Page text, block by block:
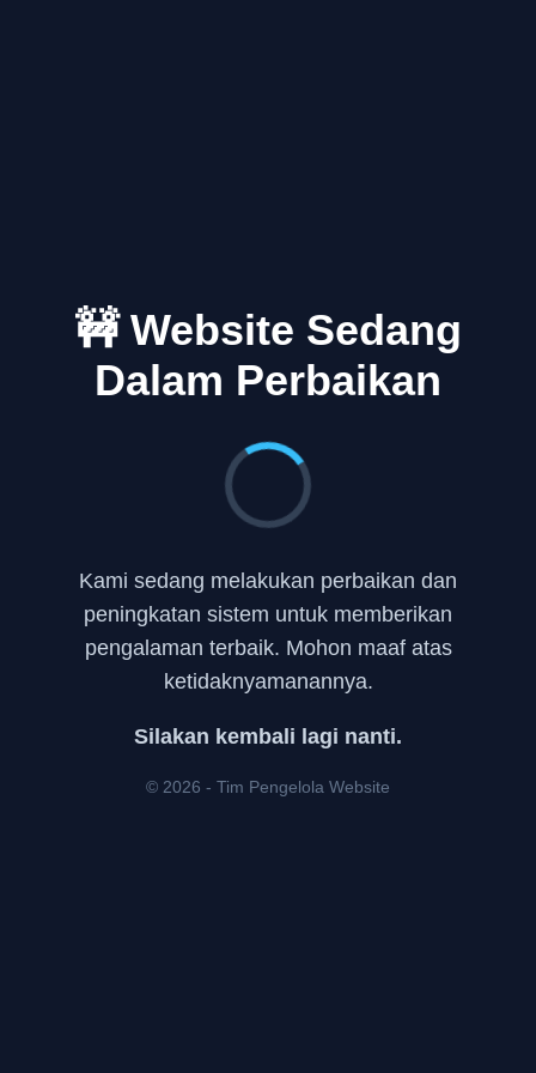
🚧 Website Sedang
Dalam Perbaikan
Kami sedang melakukan perbaikan dan
peningkatan sistem untuk memberikan
pengalaman terbaik. Mohon maaf atas
ketidaknyamanannya.
Silakan kembali lagi nanti.
© 2026 - Tim Pengelola Website